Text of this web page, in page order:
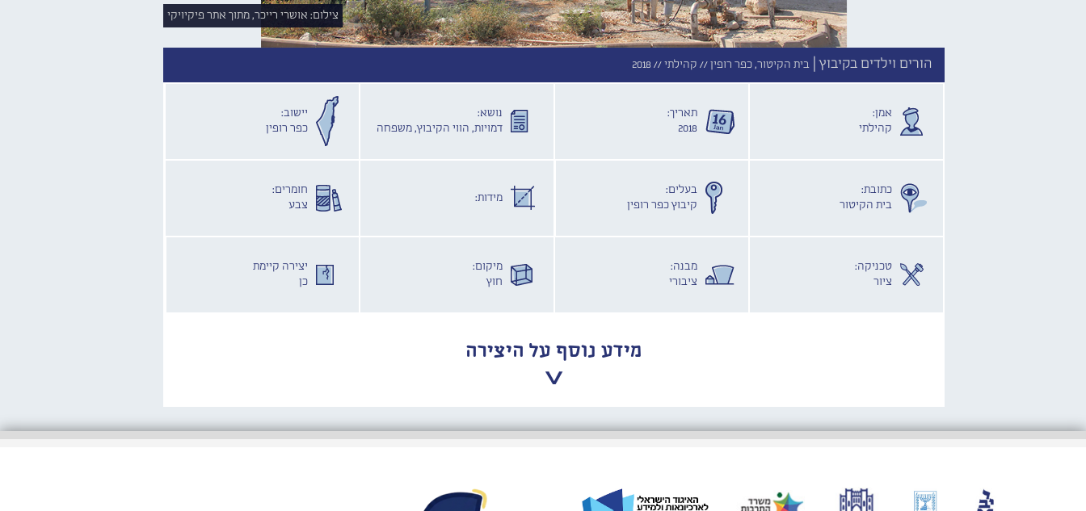
צילום: אושרי רייכר, מתוך אתר פיקיויקי
הורים וילדים בקיבוץ | בית הקיטור, כפר רופין // קהילתי // 2018
אמן:
קהילתי
תאריך:
2018
נושא:
דמויות, הווי הקיבוץ, משפחה
יישוב:
כפר רופין
כתובת:
בית הקיטור
בעלים:
קיבוץ כפר רופין
מידות:
חומרים:
צבע
טכניקה:
ציור
מבנה:
ציבורי
מיקום:
חוץ
יצירה קיימת
כן
מידע נוסף על היצירה